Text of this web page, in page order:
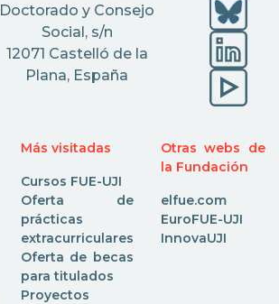
Doctorado y Consejo
Social, s/n
12071 Castelló de la
Plana, España
Más visitadas
Cursos FUE-UJI
Oferta de
prácticas
extracurriculares
Oferta de becas
para titulados
Proyectos
Otras webs de
la Fundación
elfue.com
EuroFUE-UJI
InnovaUJI